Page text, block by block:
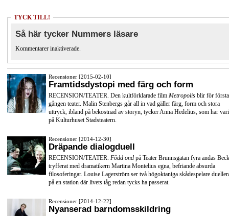
TYCK TILL!
Så här tycker Nummers läsare
Kommentarer inaktiverade.
Recensioner [2015-02-10]
Framtidsdystopi med färg och form
RECENSION/TEATER. Den kultförklarade film Metropolis blir för första
gången teater. Malin Stenbergs går all in vad gäller färg, form och stora
uttryck, ibland på bekostnad av storyn, tycker Anna Hedelius, som har
på Kulturhuset Stadsteatern.
Recensioner [2014-12-30]
Dräpande dialogduell
RECENSION/TEATER. Född ond på Teater Brunnsgatan fyra andas
tryfferat med dramatikern Martina Montelius egna, befriande absurda
filosoferingar. Louise Lagerström ser två högoktaniga skådespelare
på en station där livets tåg redan tycks ha passerat.
Recensioner [2014-12-22]
Nyanserad barndomsskildring